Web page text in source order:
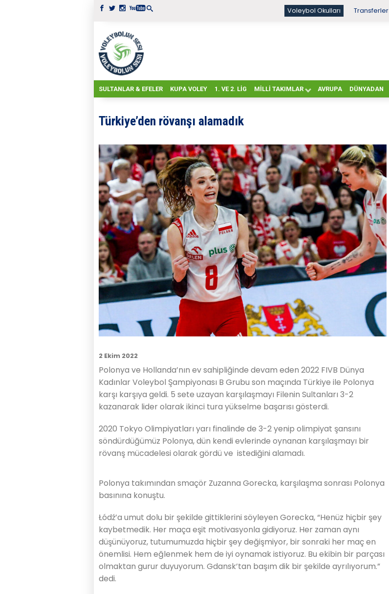
Voleybol Okulları Transferler
SULTANLAR & EFELER KUPA VOLEY 1. VE 2. LIG MILLI TAKIMLAR AVRUPA DÜNYADAN
Türkiye’den rövanşı alamadık
2 Ekim 2022
Polonya ve Hollanda’nın ev sahipliğinde devam eden 2022 FIVB Dünya
Kadınlar Voleybol Şampiyonası B Grubu son maçında Türkiye ile Polonya
karşı karşıya geldi. 5 sete uzayan karşılaşmayı Filenin Sultanları 3-2
kazanarak lider olarak ikinci tura yükselme başarısı gösterdi.
2020 Tokyo Olimpiyatları yarı finalinde de 3-2 yenip olimpiyat şansını
söndürdüğümüz Polonya, dün kendi evlerinde oynanan karşılaşmayı bir
rövanş mücadelesi olarak gördü ve istediğini alamadı.
Polonya takımından smaçör Zuzanna Gorecka, karşılaşma sonrası Polonya
basınına konuştu.
Łódź’a umut dolu bir şekilde gittiklerini söyleyen Gorecka, “Henüz hiçbir şey
kaybetmedik. Her maça eşit motivasyonla gidiyoruz. Her zaman aynı
düşünüyoruz, tutumumuzda hiçbir şey değişmiyor, bir sonraki her maç en
önemlisi. Hem eğlenmek hem de iyi oynamak istiyoruz. Bu ekibin bir parçası
olmaktan gurur duyuyorum. Gdansk’tan başım dik bir şekilde ayrılıyorum.”
dedi.